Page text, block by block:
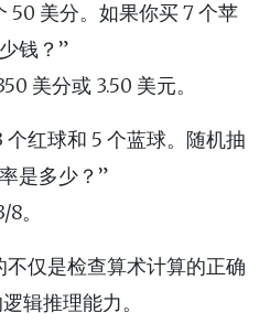
50 美分。如果你买 7 个苹
钱？”
美分或 3.50 美元。
个红球和 5 个蓝球。随机抽
是多少？”
。
不仅是检查算术计算的正确
辑推理能力。